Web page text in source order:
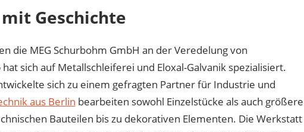
Geschichte
die MEG Schurbohm GmbH an der Veredelung von
sich auf Metallschleiferei und Eloxal-Galvanik spezialisiert.
sich zu einem gefragten Partner für Industrie und
aus Berlin bearbeiten sowohl Einzelstücke als auch größere
Bauteilen bis zu dekorativen Elementen. Die Werkstatt